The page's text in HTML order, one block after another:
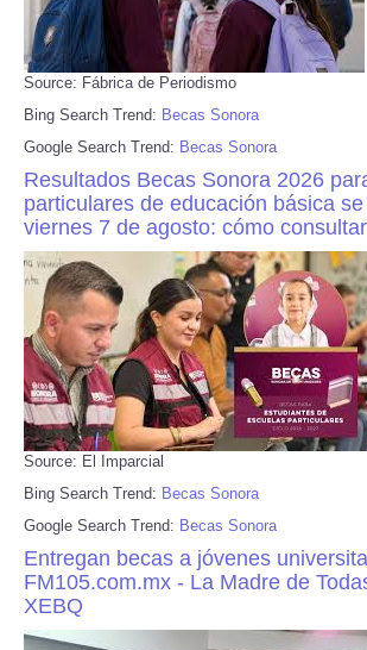
Source: Fábrica de Periodismo
Bing Search Trend: Becas Sonora
Google Search Trend: Becas Sonora
Resultados Becas Sonora 2026
particulares de educación básica
viernes 7 de agosto: cómo
Source: El Imparcial
Bing Search Trend: Becas Sonora
Google Search Trend: Becas Sonora
Entregan becas a jóvenes
FM105.com.mx - La Madre de
XEBQ